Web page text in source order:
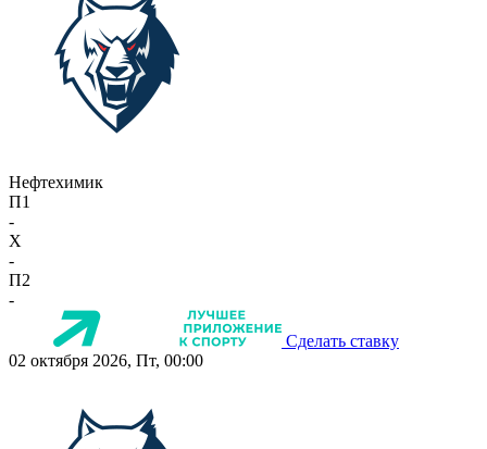
Нефтехимик
П1
-
X
-
П2
-
Сделать ставку
02 октября 2026, Пт, 00:00